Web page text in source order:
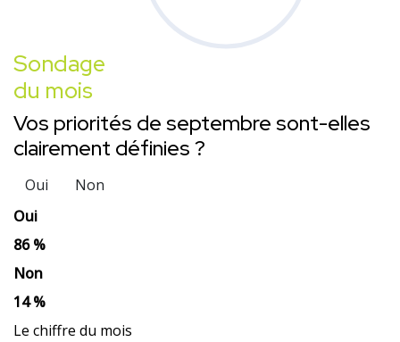
Sondage
du mois
Vos priorités de septembre sont-elles
clairement définies ?
Oui
Non
Oui
86 %
Non
14 %
Le chiffre du mois